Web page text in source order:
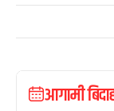
आगामी